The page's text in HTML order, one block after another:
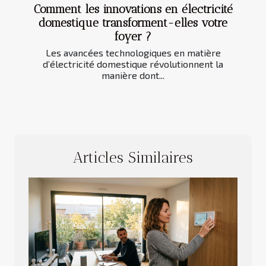
Comment les innovations en électricité
domestique transforment-elles votre
foyer ?
Les avancées technologiques en matière
d’électricité domestique révolutionnent la
manière dont...
Articles Similaires